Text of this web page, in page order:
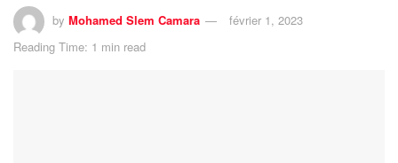
by Mohamed Slem Camara
février 1, 2023
Reading Time: 1 min read